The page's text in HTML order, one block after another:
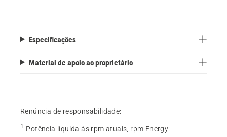
Especificações
Material de apoio ao proprietário
Renúncia de responsabilidade:
1 Potência líquida às rpm atuais, rpm Energy: